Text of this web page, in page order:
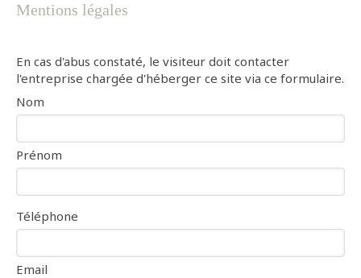
Mentions légales
En cas d'abus constaté, le visiteur doit contacter
l'entreprise chargée d'héberger ce site via ce formulaire.
Nom
Prénom
Téléphone
Email